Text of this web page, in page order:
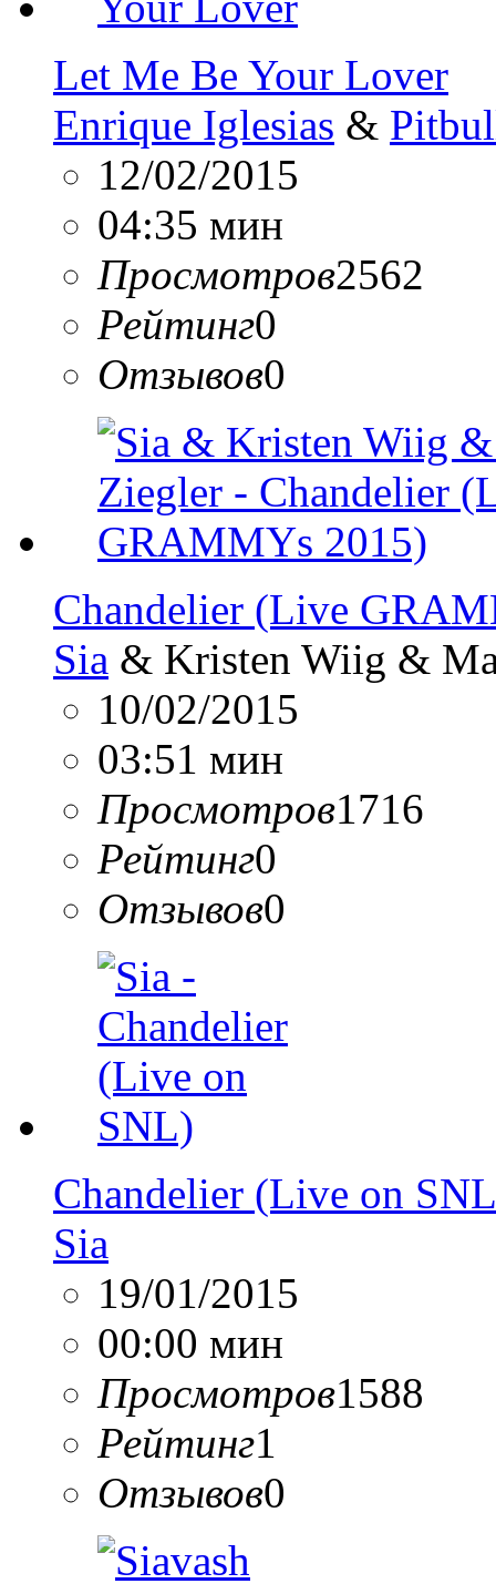
Let Me Be Your Lover
Enrique Iglesias &
12/02/2015
04:35 мин
Просмотров2562
Рейтинг0
Отзывов0
Chandelier (Live
Sia & Kristen Wiig &
10/02/2015
03:51 мин
Просмотров1716
Рейтинг0
Отзывов0
Chandelier (Live on
Sia
19/01/2015
00:00 мин
Просмотров1588
Рейтинг1
Отзывов0